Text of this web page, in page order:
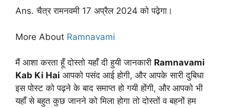
Ans. चैत्र रामनवमी 17 अप्रैल 2024 को पढ़ेगा।
More About Ramnavami
मैं आशा करता हूँ दोस्तो यहाँ दी हुयी जानकारी Ramnavami
Kab Ki Hai आपको पसंद आई होगी, और आपके सारी दुबिधा
इस पोस्ट को पढ़ने के बाद समाप्त हो गयी होंगी, और आपको भी
यहाँ से बहुत कुछ जानने को मिला होगा तो दोस्तों व बहनों हम